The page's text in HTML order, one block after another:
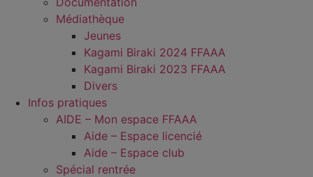
Médiathèque
Jeunes
Kagami Biraki 2024 FFAAA
Kagami Biraki 2023 FFAAA
Divers
Infos pratiques
AIDE – Mon espace FFAAA
Aide – Espace licencié
Aide – Espace club
Spécial rentrée